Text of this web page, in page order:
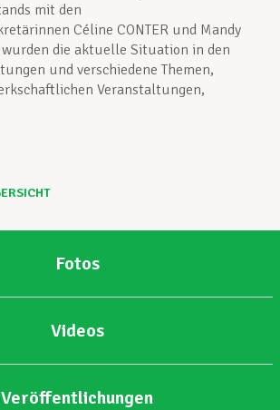
mit den
Céline CONTER und Mandy
wurden die aktuelle Situation in den
und verschiedene Themen,
Veranstaltungen,
Fotos
Videos
Veröffentlichungen